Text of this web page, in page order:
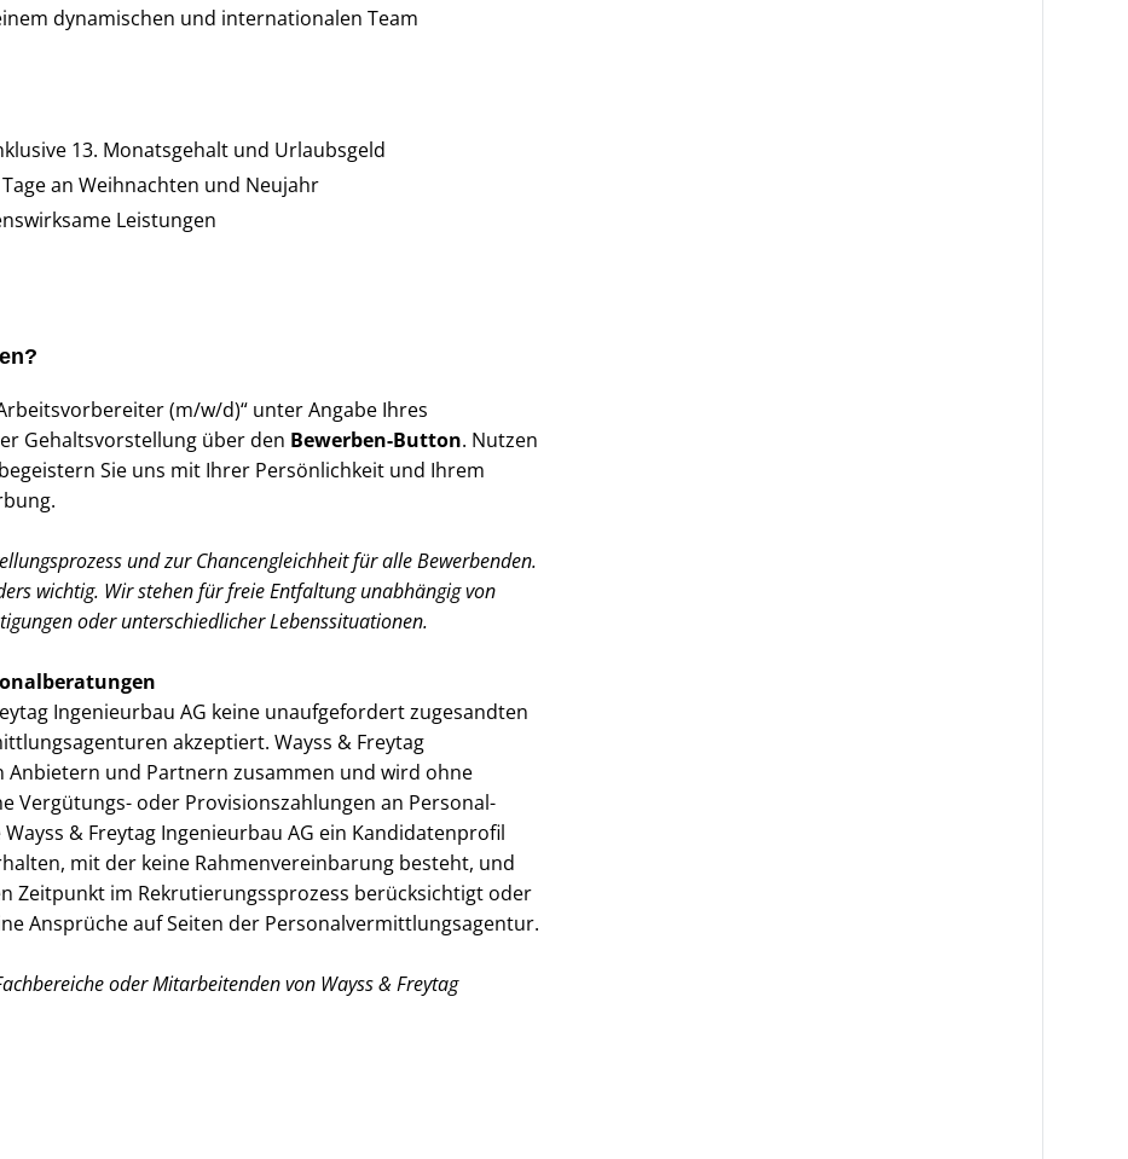
dynamischen und internationalen Team
13. Monatsgehalt und Urlaubsgeld
an Weihnachten und Neujahr
Leistungen
(m/w/d)“ unter Angabe Ihres
Gehaltsvorstellung über den Bewerben-Button. Nutzen
Sie uns mit Ihrer Persönlichkeit und Ihrem
und zur Chancengleichheit für alle Bewerbenden.
wichtig. Wir stehen für freie Entfaltung unabhängig von
oder unterschiedlicher Lebenssituationen.
Ingenieurbau AG keine unaufgefordert zugesandten
akzeptiert. Wayss & Freytag
und Partnern zusammen und wird ohne
Vergütungs- oder Provisionszahlungen an Personal­
& Freytag Ingenieurbau AG ein Kandidatenprofil
mit der keine Rahmenvereinbarung besteht, und
Zeitpunkt im Rekrutierungss­prozess berücksichtigt oder
Ansprüche auf Seiten der Personalvermittlungsagentur.
oder Mitarbeitenden von Wayss & Freytag